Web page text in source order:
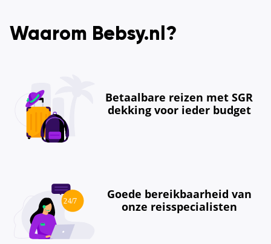
Waarom Bebsy.nl?
Betaalbare reizen met SGR
dekking voor ieder budget
Goede bereikbaarheid van
onze reisspecialisten